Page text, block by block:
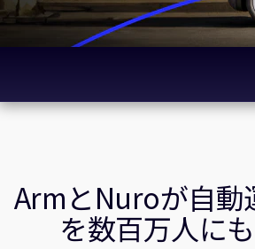
販売
企業様向けFlexible Access
その他のお問い合わせ
報道関連
人材採用
ログイン
パートナー
企業情報
ArmとNuroが自動
を数百万人に